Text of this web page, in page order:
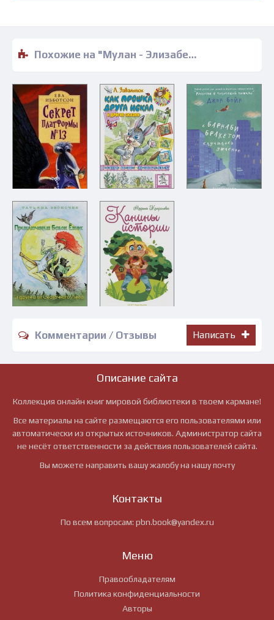
Похожие на "Мулан - Элизабет Рудник" книги читать бесплатно полные версии
Комментарии / Отзывы Написать
Описание сайта
Коллекция онлайн книг мировой библиотеки в твоем кармане!
Все материалы на сайте размещаются его пользователями или
автоматически из открытых источников. Администратор сайта
не несёт ответственности за действия пользователей сайта.
Вы можете направить вашу жалобу на нашу почту
Контакты
По всем вопросам: pbn.book@yandex.ru
Меню
Правообладателям
Политика конфиденциальности
Авторы